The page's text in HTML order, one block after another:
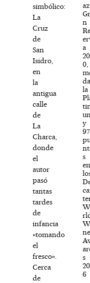
simbólico:
La
Cruz
de
San
Isidro,
en
la
antigua
calle
de
La
Charca,
donde
el
autor
pasó
tantas
tardes
de
infancia
«tomando
el
fresco».
Cerca
de
az
n
a
0,
la
y
97
s
en
ne
s
6